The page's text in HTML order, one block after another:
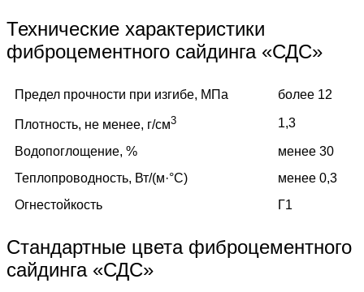
Технические характеристики
фиброцементного сайдинга «СДС»
Предел прочности при изгибе, МПа более 12
Плотность, не менее, г/см3 1,3
Водопоглощение, %
менее 30
Теплопроводность, Вт/(м·°C)
менее 0,3
Огнестойкость
Г1
Стандартные цвета фиброцементного
сайдинга «СДС»